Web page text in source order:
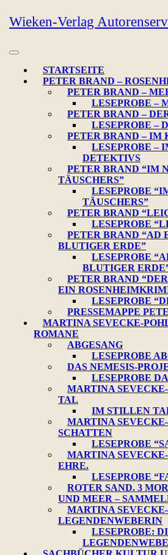
Skip
to
Wieken-Verlag
Open
STARTSEITE
PETER BRAND –
PETER BRAND –
LESEPROBE –
PETER BRAND –
LESEPROBE –
PETER BRAND – IM
LESEPROBE –
DETEKTIVS
PETER BRAND “IM
TÄUSCHERS”
LESEPROBE
TÄUSCHERS”
PETER BRAND
LESEPROBE
PETER BRAND “AD
BLUTIGER ERDE”
LESEPROBE
BLUTIGER
PETER BRAND
EIN
LESEPROBE
PRESSEMAPPE
MARTINA SEVECKE-
ROMANE
ABGESANG
LESEPROBE
DAS NEMESIS-
LESEPROBE
MARTINA
TAL
IM STILLEN
MARTINA
SCHATTEN
LESEPROBE
MARTINA
EHRE.
LESEPROBE
ROTER SAND. 3
UND MEER –
MARTINA
LEGENDENWEBERIN
LESEPROBE: